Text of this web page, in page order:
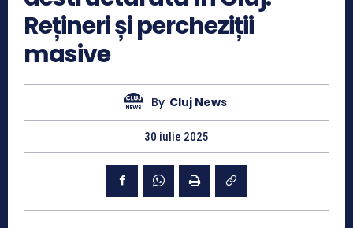
Rețineri și percheziții
masive
By Cluj News
30 iulie 2025